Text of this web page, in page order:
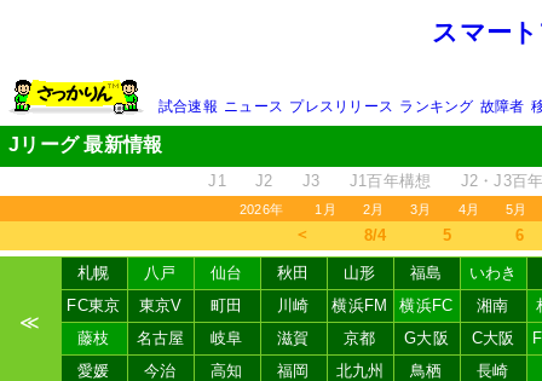
スマー
試合速報 ニュース プレスリリース ランキング 故障者
Jリーグ 最新情報
J1 J2 J3 J1百年構想 J2・J3百
2026年 1月 2月 3月 4月 5月
＜ 8/4 5 6
≪
札幌 八戸 仙台 秋田 山形 福島
いわき
FC東京
東京V 町田 川崎 横浜FM 横浜FC 湘南
藤枝
名古屋 岐阜 滋賀 京都 G大阪 C大阪
愛媛
今治 高知 福岡 北九州 鳥栖 長崎